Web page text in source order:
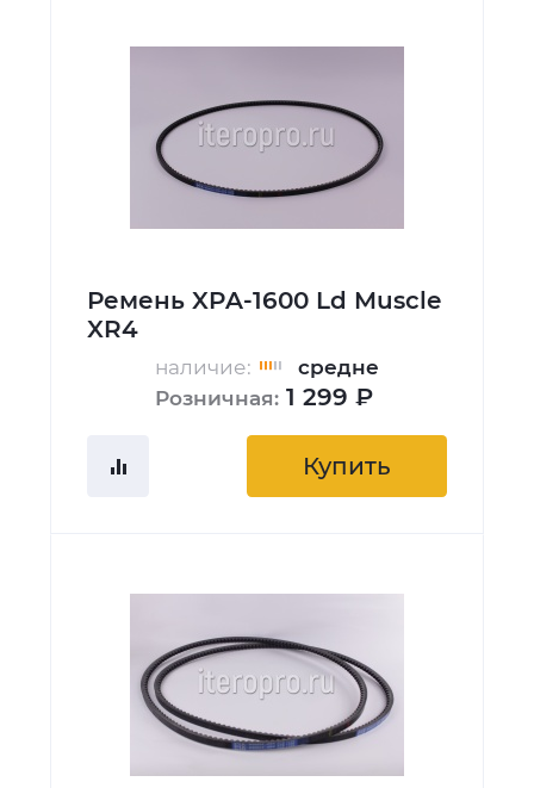
Ремень XPA-1600 Ld Muscle
XR4
наличие:
средне
Розничная: 1 299 ₽
Купить